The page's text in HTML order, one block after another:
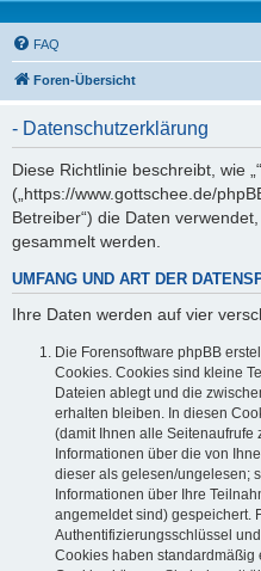
FAQ
Foren-Übersicht
- Datenschutzerklärung
Diese Richtlinie beschreibt, wie „“
(„https://www.gottschee.de/
Betreiber“) die Daten
gesammelt werden.
UMFANG UND ART DER
Ihre Daten werden auf vier
Die Forensoftware phpBB
Cookies. Cookies sind kleine
Dateien ablegt und die
erhalten bleiben. In diesen
(damit Ihnen alle
Informationen über die von
dieser als gelesen/ungelesen;
Informationen über Ihre
angemeldet sind) gespeichert.
Authentifizierungsschlüssel
Cookies haben standardmäßig